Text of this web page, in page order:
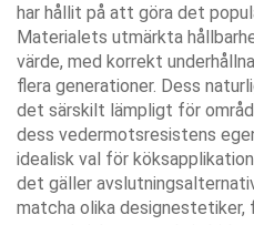
har hållit på att göra det
Materialets utmärkta
värde, med korrekt
flera generationer. Dess
det särskilt lämpligt för
dess vedermotsresistens
idealisk val för
det gäller
matcha olika designestetiker,